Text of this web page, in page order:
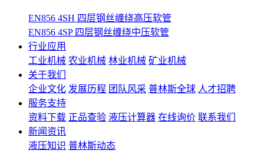
EN856 4SH 四层钢丝缠绕高压软管
EN856 4SP 四层钢丝缠绕中压软管
行业应用
工业机械 农业机械 林业机械 矿业机械
关于我们
企业文化 发展历程 团队风采 普林斯全球 人才招聘
服务支持
资料下载 正品查验 液压计算器 在线询价 联系我们
新闻资讯
液压知识 普林斯动态